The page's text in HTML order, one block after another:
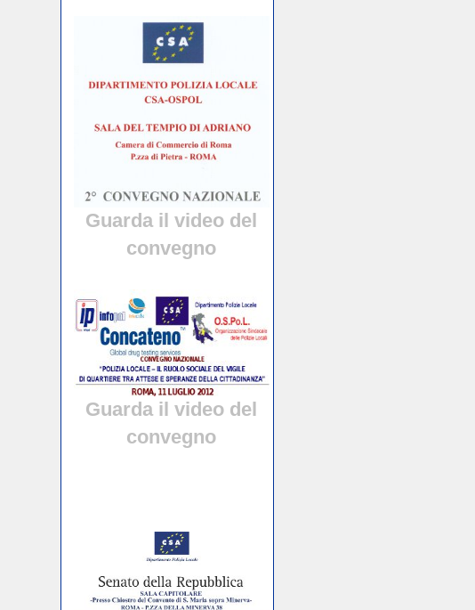
Guarda il video del
convegno
Guarda il video del
convegno